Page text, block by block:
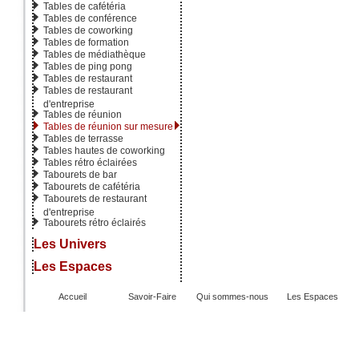
Tables de cafétéria
Tables de conférence
Tables de coworking
Tables de formation
Tables de médiathèque
Tables de ping pong
Tables de restaurant
Tables de restaurant
d'entreprise
Tables de réunion
Tables de réunion sur mesure
Tables de terrasse
Tables hautes de coworking
Tables rétro éclairées
Tabourets de bar
Tabourets de cafétéria
Tabourets de restaurant
d'entreprise
Tabourets rétro éclairés
Les Univers
Les Espaces
Accueil Savoir-Faire Qui sommes-nous Les Espaces